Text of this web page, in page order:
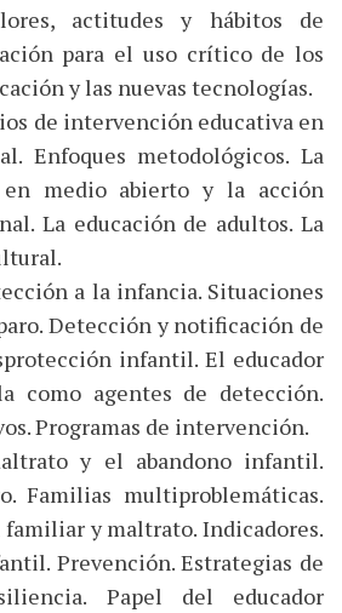
actitudes y hábitos de
para el uso crítico de los
y las nuevas tecnologías.
de intervención educativa en
Enfoques metodológicos. La
en medio abierto y la acción
La educación de adultos. La
a la infancia. Situaciones
Detección y notificación de
infantil. El educador
como agentes de detección.
Programas de intervención.
y el abandono infantil.
Familias multiproblemáticas.
y maltrato. Indicadores.
Prevención. Estrategias de
Papel del educador